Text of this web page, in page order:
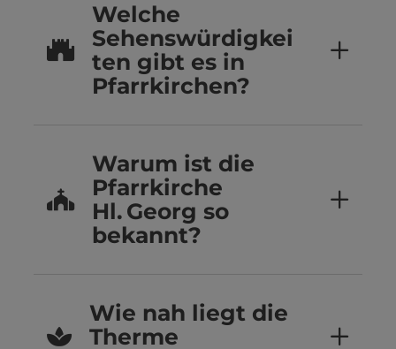
Welche
Sehenswürdigkei
ten gibt es in
Pfarrkirchen?
Warum ist die
Pfarrkirche
Hl. Georg so
bekannt?
Wie nah liegt die
Therme